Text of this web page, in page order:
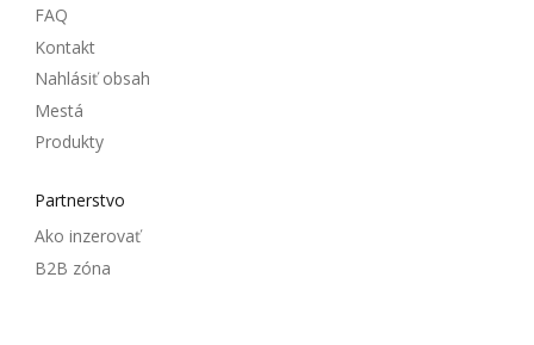
FAQ
Kontakt
Nahlásiť obsah
Mestá
Produkty
Partnerstvo
Ako inzerovať
B2B zóna